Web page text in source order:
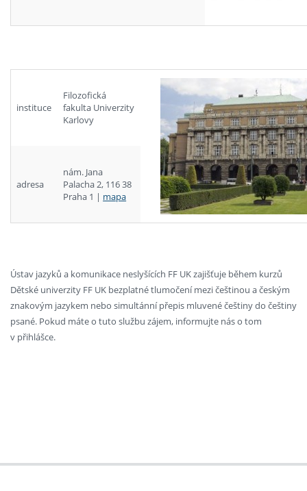
instituce
Filozofická
fakulta Univerzity
Karlovy
adresa
nám. Jana
Palacha 2, 116 38
Praha 1 | mapa
Ústav jazyků a komunikace neslyšících FF UK zajišťuje během kurzů
Dětské univerzity FF UK bezplatné tlumočení mezi češtinou a českým
znakovým jazykem nebo simultánní přepis mluvené češtiny do češtiny
psané. Pokud máte o tuto službu zájem, informujte nás o tom
v přihlášce.